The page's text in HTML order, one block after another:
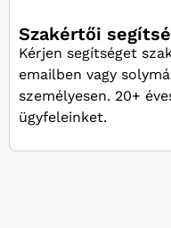
Szakértői
Kérjen segítséget
emailben vagy
személyesen. 20+
ügyfeleinket.